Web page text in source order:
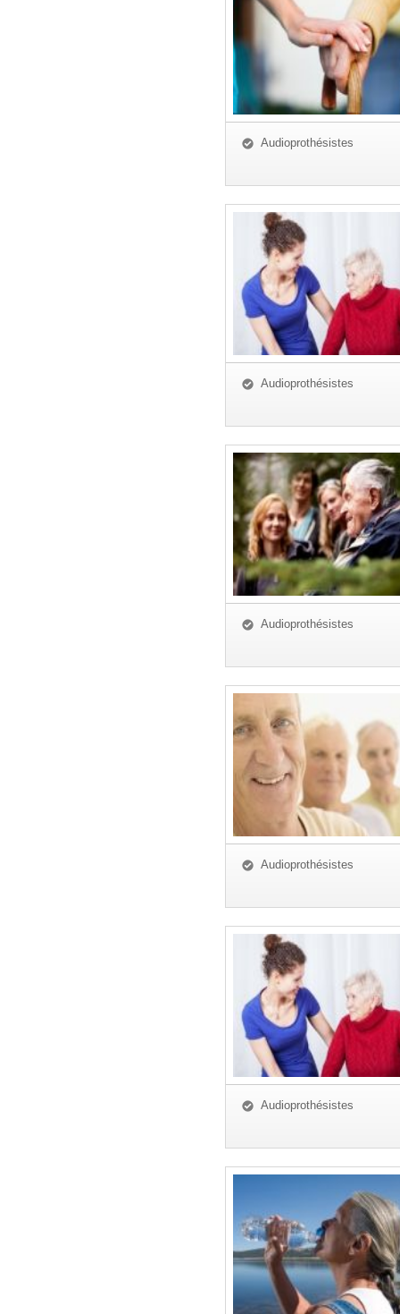
Audioprothésistes
Audioprothésistes
Audioprothésistes
Audioprothésistes
Audioprothésistes